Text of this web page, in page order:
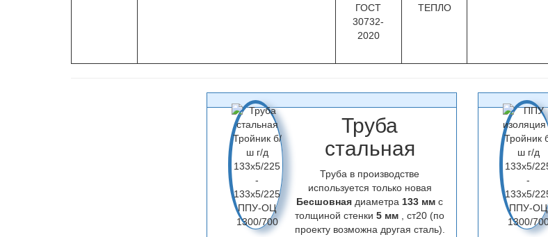
ГОСТ
30732-
2020
ТЕПЛО
Труба
стальная
Труба в производстве
используется только новая
Бесшовная диаметра 133 мм с
толщиной стенки5 мм , ст20 (по
проекту возможна другая сталь).